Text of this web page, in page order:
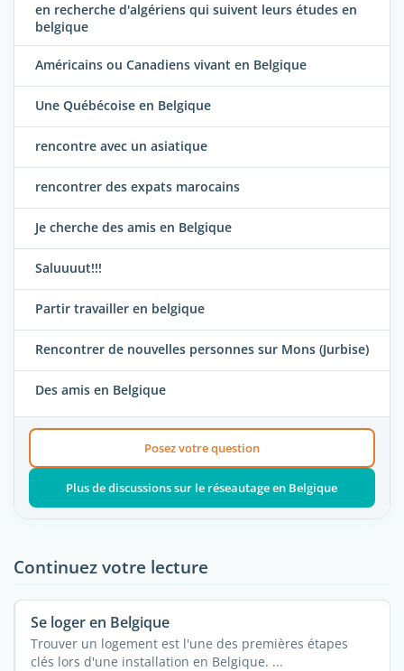
en recherche d'algériens qui suivent leurs études en
belgique
Américains ou Canadiens vivant en Belgique
Une Québécoise en Belgique
rencontre avec un asiatique
rencontrer des expats marocains
Je cherche des amis en Belgique
Saluuuut!!!
Partir travailler en belgique
Rencontrer de nouvelles personnes sur Mons (Jurbise)
Des amis en Belgique
Posez votre question
Plus de discussions sur le réseautage en Belgique
Continuez votre lecture
Se loger en Belgique
Trouver un logement est l'une des premières étapes
clés lors d'une installation en Belgique. ...